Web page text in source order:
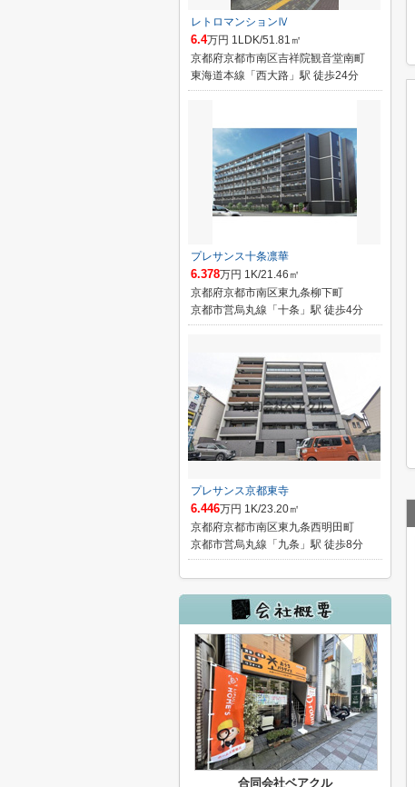
レトロマンションⅣ
6.4万円 1LDK/51.81㎡
京都府京都市南区吉祥院観音堂南町
東海道本線「西大路」駅 徒歩24分
プレサンス十条凛華
6.378万円 1K/21.46㎡
京都府京都市南区東九条柳下町
京都市営烏丸線「十条」駅 徒歩4分
プレサンス京都東寺
6.446万円 1K/23.20㎡
京都府京都市南区東九条西明田町
京都市営烏丸線「九条」駅 徒歩8分
合同会社ベアクル